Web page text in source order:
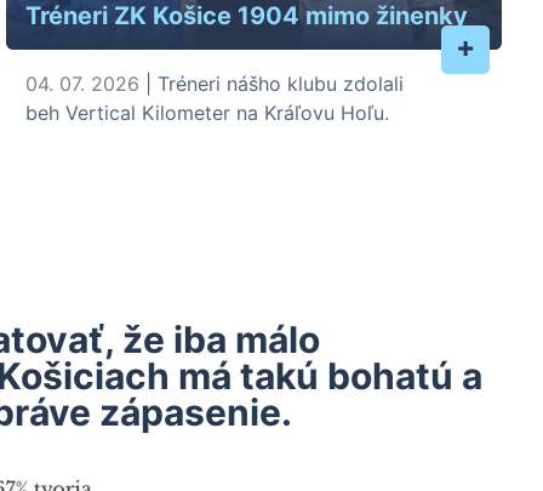
Tréneri ZK Košice 1904 mimo žinenky
+
04. 07. 2026 | Tréneri nášho klubu zdolali
beh Vertical Kilometer na Kráľovu Hoľu.
že iba málo
má takú bohatú a
zápasenie.